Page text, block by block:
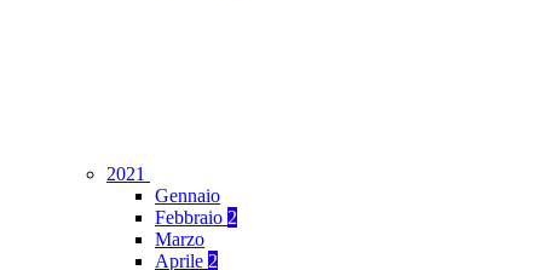
2021
Gennaio
Febbraio 2
Marzo
Aprile 2